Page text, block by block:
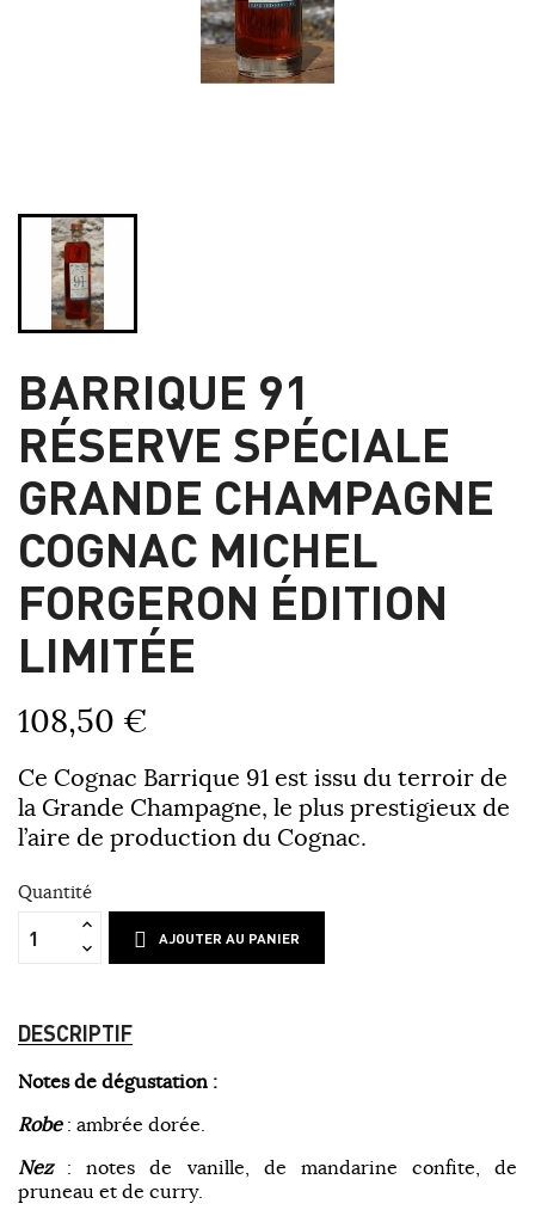
BARRIQUE 91
RÉSERVE SPÉCIALE
GRANDE CHAMPAGNE
COGNAC MICHEL
FORGERON ÉDITION
LIMITÉE
108,50 €
Ce Cognac Barrique 91 est issu du terroir de
la Grande Champagne, le plus prestigieux de
l’aire de production du Cognac.
Quantité
AJOUTER AU PANIER
DESCRIPTIF
Notes de dégustation :
Robe: ambrée dorée.
Nez: notes de vanille, de mandarine confite, de
pruneau et de curry.